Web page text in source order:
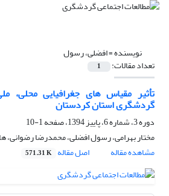
نویسنده =افضلی، رسول
تعداد مقالات: 1
تأثیر مقیاس های جغرافیایی محلی،
گردشگری استان کردستان
دوره 3، شماره 6، پاییز 1394، صفحه
1-10
مختار بهرامی، رسول افضلی، محمدرضا رضوانی،
مشاهده مقاله
اصل مقاله 571.31 K